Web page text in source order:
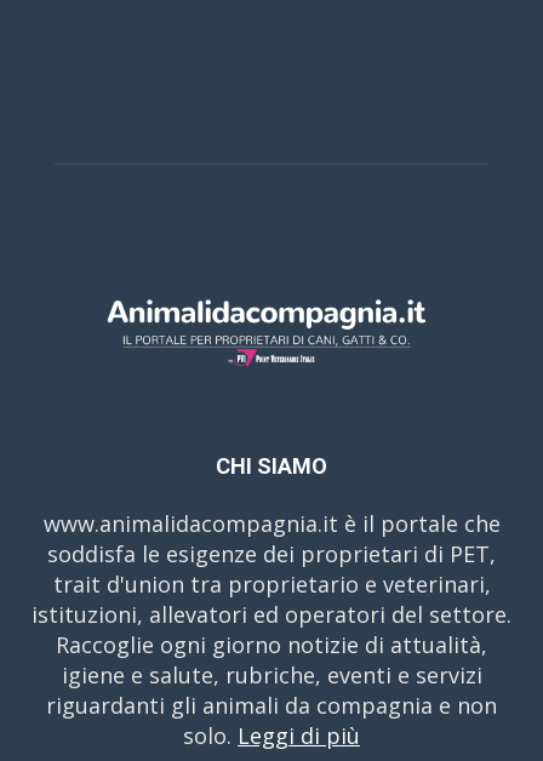
CHI SIAMO
www.animalidacompagnia.it è il portale che
soddisfa le esigenze dei proprietari di PET,
trait d'union tra proprietario e veterinari,
istituzioni, allevatori ed operatori del settore.
Raccoglie ogni giorno notizie di attualità,
igiene e salute, rubriche, eventi e servizi
riguardanti gli animali da compagnia e non
solo. Leggi di più